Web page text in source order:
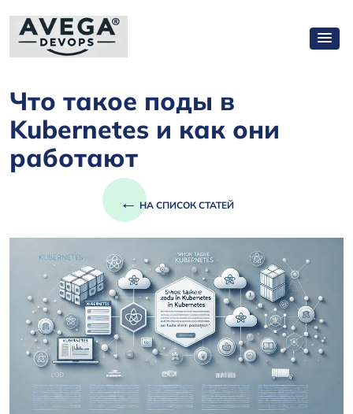
Что такое поды в
Kubernetes и как они
работают
← НА СПИСОК СТАТЕЙ